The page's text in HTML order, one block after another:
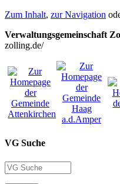
Zum Inhalt, zur Navigation
Verwaltungsgemeinschaft
zolling.de/
VG Suche